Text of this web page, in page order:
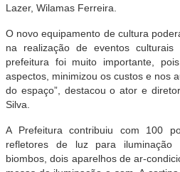
Lazer, Wilamas Ferreira.
O novo equipamento de cultura
na realização de eventos
prefeitura foi muito importante,
aspectos, minimizou os custos e nos
do espaço”, destacou o ator e
Silva.
A Prefeitura contribuiu com 100
refletores de luz para
biombos, dois aparelhos de ar-